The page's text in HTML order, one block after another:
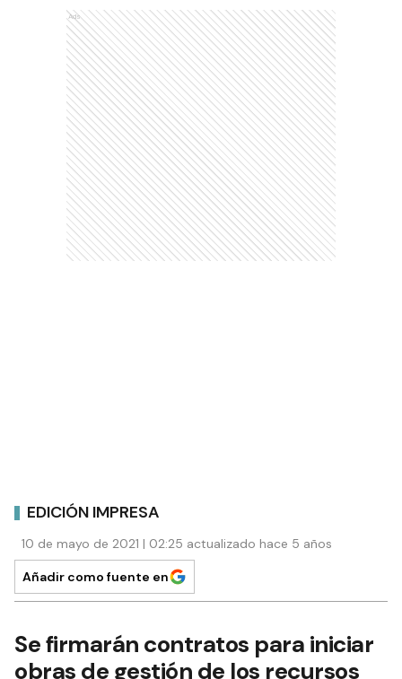
Ads
EDICIÓN IMPRESA
10 de mayo de 2021 | 02:25 actualizado hace 5 años
Añadir como fuente en
Se firmarán contratos para iniciar
obras de gestión de los recursos